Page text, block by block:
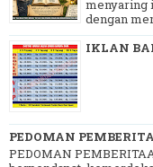
menyaring
dengan
IKLAN
PEDOMAN
PEDOMAN